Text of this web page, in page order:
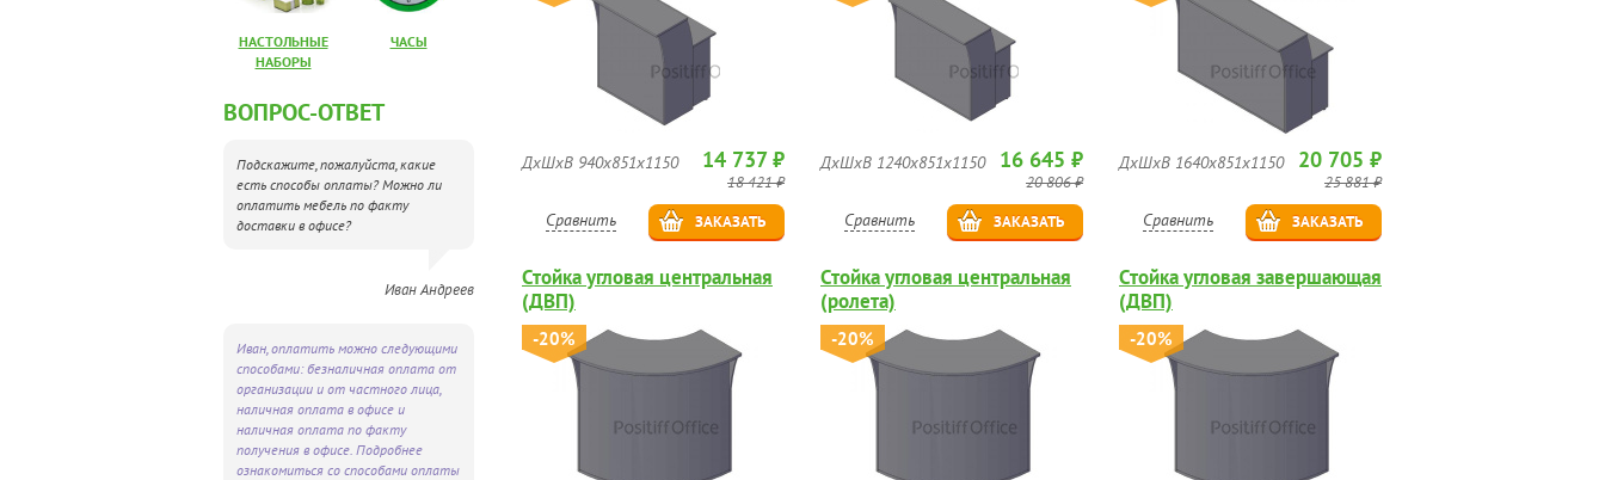
НАСТОЛЬНЫЕ
НАБОРЫ
ЧАСЫ
ВОПРОС-ОТВЕТ
Подскажите, пожалуйста, какие
есть способы оплаты? Можно ли
оплатить мебель по факту
доставки в офисе?
Иван Андреев
Иван, оплатить можно следующими
способами: безналичная оплата от
организации и от частного лица,
наличная оплата в офисе и
наличная оплата по факту
получения в офисе. Подробнее
ознакомиться со способами оплаты
ДхШхВ 940х851х1150 14 737 ₽
18 421 ₽
Сравнить ЗАКАЗАТЬ
ДхШхВ 1240х851х1150 16 645 ₽
20 806 ₽
Сравнить ЗАКАЗАТЬ
ДхШхВ 1640х851х1150 20 705 ₽
25 881 ₽
Сравнить ЗАКАЗАТЬ
Стойка угловая центральная
(ДВП)
-20%
Стойка угловая центральная
(ролета)
-20%
Стойка угловая завершающая
(ДВП)
-20%